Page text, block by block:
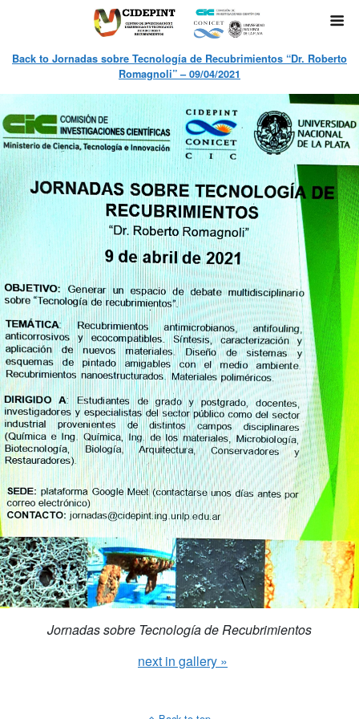
Back to Jornadas sobre Tecnología de Recubrimientos “Dr. Roberto
Romagnoli” – 09/04/2021
Jornadas sobre Tecnología de Recubrimientos
next in gallery »